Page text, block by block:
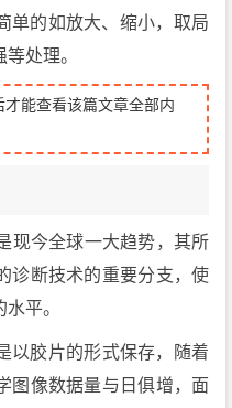
单的如放大、缩小，取局
处理。
能查看该篇文章全部内
现今全球一大趋势，其所
诊断技术的重要分支，使
平。
以胶片的形式保存，随着
图像数据量与日俱增，面